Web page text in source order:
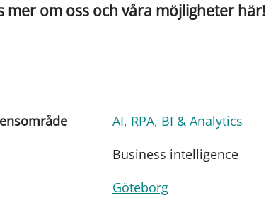
mer om oss och våra möjligheter här!
AI, RPA, BI & Analytics
Business intelligence
Göteborg